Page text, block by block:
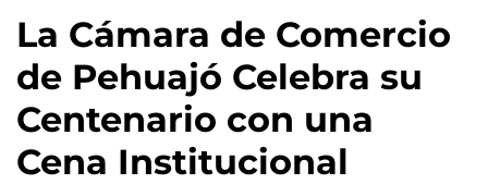
La Cámara de Comercio
de Pehuajó Celebra su
Centenario con una
Cena Institucional